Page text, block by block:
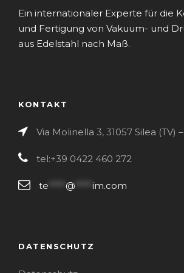
Ein internationaler Experte für die
und Fertigung von Vakuum- und
aus Edelstahl nach Maß.
KONTAKT
Via Molinella 3, 31057 Silea (TV)
tel:+39 0422 460 272
te @ im.com
DATENSCHUTZ